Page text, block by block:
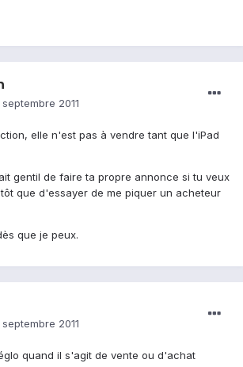
2011
elle n'est pas à vendre tant que l'iPad
gentil de faire ta propre annonce si tu veux
que d'essayer de me piquer un acheteur
que je peux.
2011
quand il s'agit de vente ou d'achat